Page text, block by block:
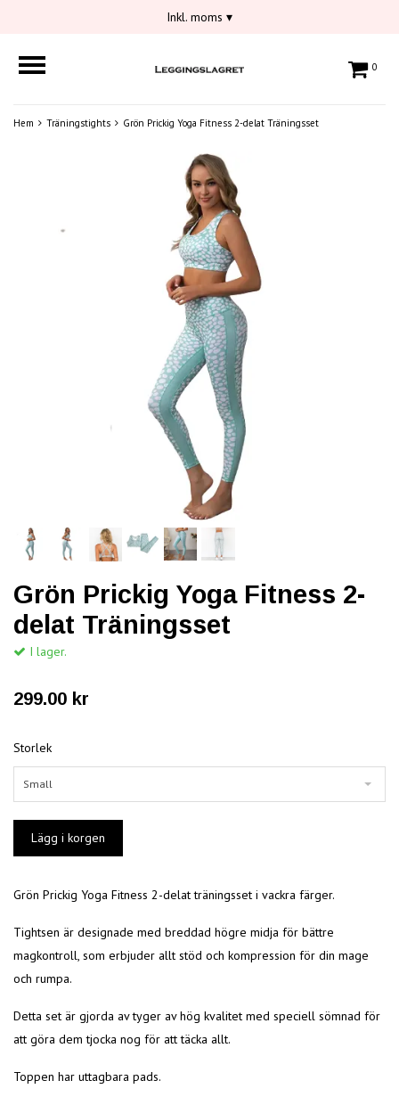
Inkl. moms ▾
0
Hem Träningstights Grön Prickig Yoga Fitness 2-delat Träningsset
Grön Prickig Yoga Fitness 2-
delat Träningsset
I lager.
299.00 kr
Storlek
Small
Grön Prickig Yoga Fitness 2-delat träningsset i vackra färger.
Tightsen är designade med breddad högre midja för bättre
magkontroll, som erbjuder allt stöd och kompression för din mage
och rumpa.
Detta set är gjorda av tyger av hög kvalitet med speciell sömnad för
att göra dem tjocka nog för att täcka allt.
Toppen har uttagbara pads.